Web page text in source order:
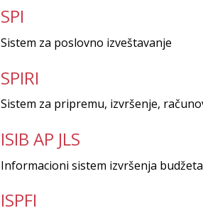
SPI
Sistem za poslovno izveštavanje
SPIRI
Sistem za pripremu, izvršenje,
ISIB AP JLS
Informacioni sistem izvršenja budžeta
ISPFI